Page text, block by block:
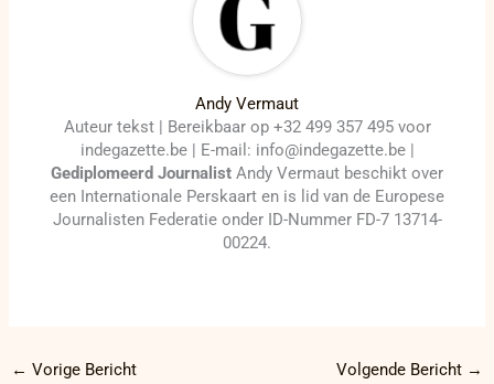
Andy Vermaut
Auteur tekst | Bereikbaar op +32 499 357 495 voor
indegazette.be | E-mail: info@indegazette.be |
Gediplomeerd Journalist Andy Vermaut beschikt over
een Internationale Perskaart en is lid van de Europese
Journalisten Federatie onder ID-Nummer FD-7 13714-
00224.
← Vorige Bericht Volgende Bericht →